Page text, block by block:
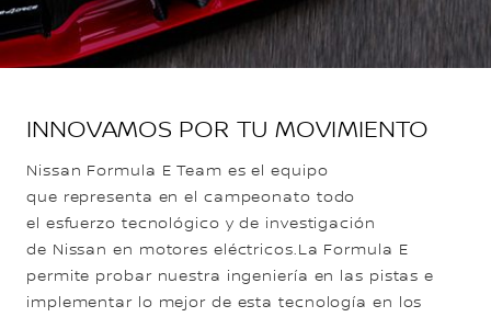
INNOVAMOS POR TU MOVIMIENTO
Nissan Formula E Team es el equipo
que representa en el campeonato todo
el esfuerzo tecnológico y de investigación
de Nissan en motores eléctricos.La Formula E
permite probar nuestra ingeniería en las pistas e
implementar lo mejor de esta tecnología en los